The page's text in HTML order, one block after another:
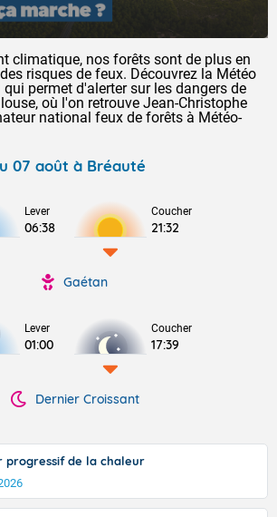
climatique, nos forêts sont de plus en
risques de feux. Découvrez la Météo
permet d'alerter sur les dangers de
où l'on retrouve Jean-Christophe
national feux de forêts à Météo-
07 août à Bréauté
Lever
06:38
Coucher
21:32
Gaétan
Lever
01:00
Coucher
17:39
Dernier Croissant
progressif de la chaleur